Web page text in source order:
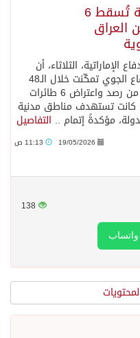
الدفاعات الجوية الإماراتية تُسقط 6
العراق
الإماراتية، الثلاثاء، أن
منظومات الدفاع الجوي تمكّنت خلال الـ48
ساعة الماضية من رصد واعتراض 6 طائرات
كانت تستهدف مناطق مدنية
مؤكدةً إتمام .. التفاصيل
19/05/2026
138
واتساب